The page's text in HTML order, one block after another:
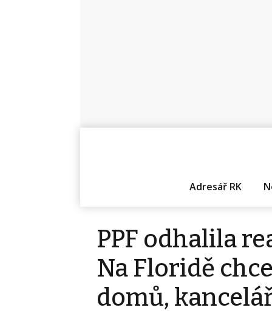
Adresář RK
PPF odhalila
Na Floridě
domů,